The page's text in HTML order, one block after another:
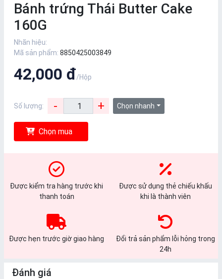
Bánh trứng Thái Butter Cake
160G
Nhãn hiệu:
Mã sản phẩm: 8850425003849
42,000 đ/Hộp
Số lượng: - + Chọn nhanh
Chọn mua
Được kiểm tra hàng trước khi
thanh toán
Được sử dụng thẻ chiếu khấu
khi là thành viên
Được hẹn trước giờ giao hàng
Đổi trả sản phẩm lỗi hỏng trong
24h
Đánh giá